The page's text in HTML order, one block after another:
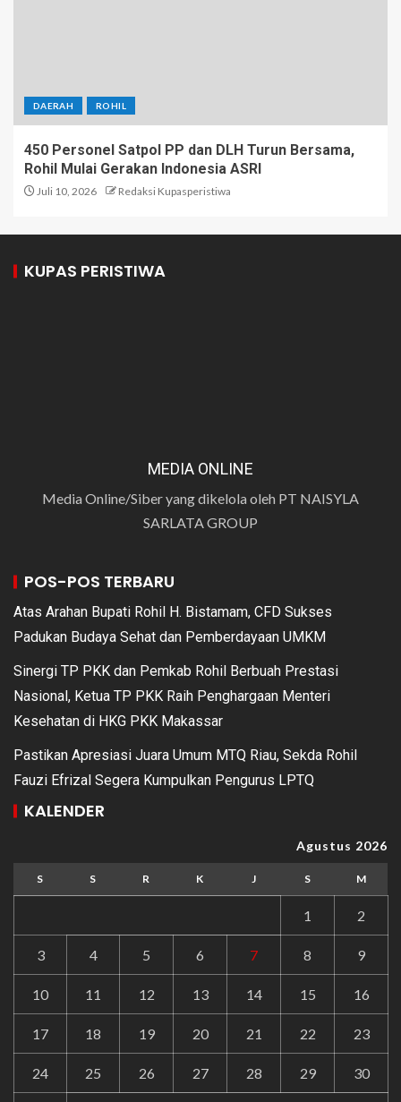
DAERAH ROHIL
450 Personel Satpol PP dan DLH Turun Bersama,
Rohil Mulai Gerakan Indonesia ASRI
Juli 10, 2026 Redaksi Kupasperistiwa
KUPAS PERISTIWA
MEDIA ONLINE
Media Online/Siber yang dikelola oleh PT NAISYLA
SARLATA GROUP
POS-POS TERBARU
Atas Arahan Bupati Rohil H. Bistamam, CFD Sukses
Padukan Budaya Sehat dan Pemberdayaan UMKM
Sinergi TP PKK dan Pemkab Rohil Berbuah Prestasi
Nasional, Ketua TP PKK Raih Penghargaan Menteri
Kesehatan di HKG PKK Makassar
Pastikan Apresiasi Juara Umum MTQ Riau, Sekda Rohil
Fauzi Efrizal Segera Kumpulkan Pengurus LPTQ
KALENDER
Agustus 2026
S S R K J S M
1 2
3 4 5 6 7 8 9
10 11 12 13 14 15 16
17 18 19 20 21 22 23
24 25 26 27 28 29 30